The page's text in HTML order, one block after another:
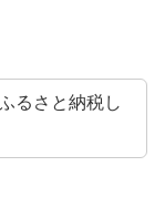
るさと納税し